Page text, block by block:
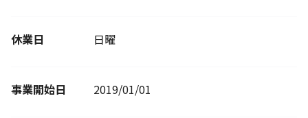
休業日 日曜
事業開始日 2019/01/01